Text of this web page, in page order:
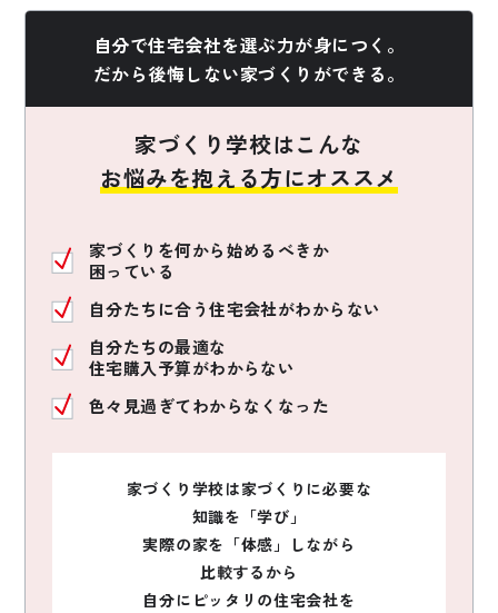
自分で住宅会社を選ぶ力が身につく。
だから後悔しない家づくりができる。
家づくり学校はこんな
お悩みを抱える方にオススメ
家づくりを何から始めるべきか
困っている
自分たちに合う住宅会社がわからない
自分たちの最適な
住宅購入予算がわからない
色々見過ぎてわからなくなった
家づくり学校は家づくりに必要な
知識を「学び」
実際の家を「体感」しながら
比較するから
自分にピッタリの住宅会社を